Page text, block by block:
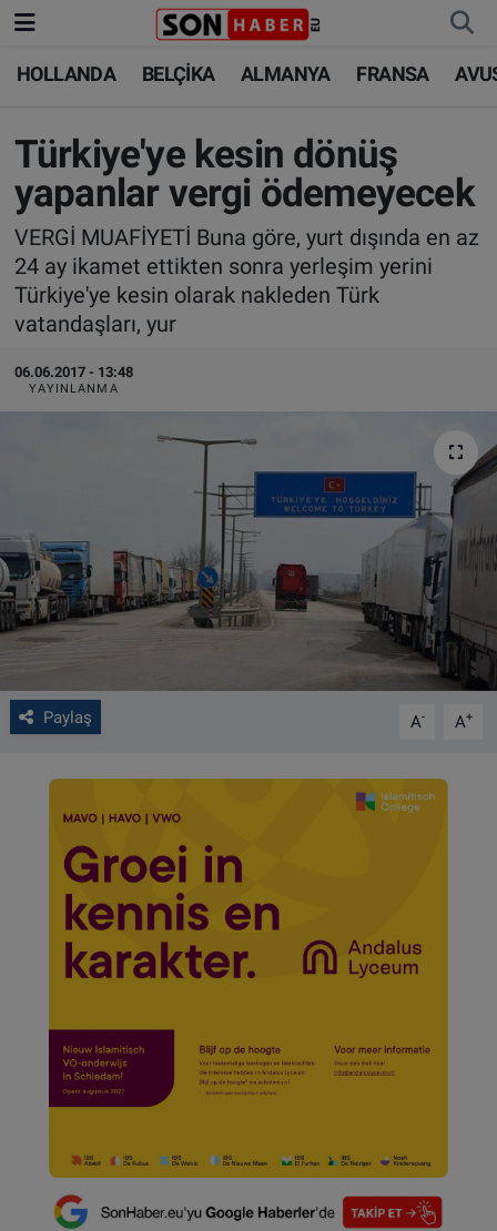
HOLLANDA BELÇİKA ALMANYA FRANSA
Türkiye'ye kesin dönüş
yapanlar vergi ödemeyecek
VERGİ MUAFİYETİ Buna göre, yurt dışında en az
24 ay ikamet ettikten sonra yerleşim yerini
Türkiye'ye kesin olarak nakleden Türk
vatandaşları, yur
06.06.2017 - 13:48
YAYINLANMA
Paylaş A- A+
HOLLANDA
BELÇİKA
ALMANYA
FRANSA
AVUSTURYA
SAĞLIK - YAŞAM
HOLLANDA
BELÇİKA
ALMANYA
TÜRKİYE
DÜNYA
BİLİM-TEKNOLOJİ
VIDEO GALERİ
ALGEMENE VOORWAARDEN
Çerez Politikası
Nöbetçi Eczaneler
Hava Durumu
Trafik Durumu
Süper Lig Puan Durumu ve Fikstür
Tüm Manşetler
Son Dakika Haberleri